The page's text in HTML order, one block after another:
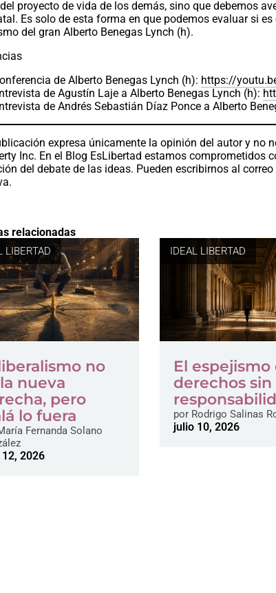
proyecto de vida de los demás, sino que debemos
Es solo de esta forma en que podemos evaluar si
del gran Alberto Benegas Lynch (h).
de Alberto Benegas Lynch (h): https://
de Agustín Laje a Alberto Benegas Lynch (h):
de Andrés Sebastián Díaz Ponce a Alberto
expresa únicamente la opinión del autor y no
Inc. En el Blog EsLibertad estamos comprometidos
del debate de las ideas. Pueden escribirnos al correo
relacionadas
LIBERTAD
no
nueva
pero
lo fuera
Fernanda Solano
2026
IDEAL LIBERTAD
El espejismo
derechos sin
por Rodrigo Salinas
julio 10, 2026